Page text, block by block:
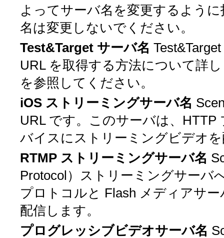
よってサーバ名を変更するよう
名は変更しないでください。
Test&Target サーバ名
URL を取得する方法について詳
を参照してください。
iOS ストリーミングサーバ名
URL です。このサーバは、
バイスにストリーミングビデオ
RTMP ストリーミングサーバ名
Protocol）ストリーミングサーバ
プロトコルと Flash メディアサ
配信します。
プログレッシブビデオサーバ名